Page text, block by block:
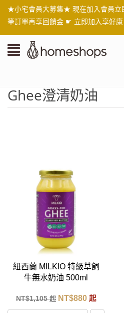
★小宅會員大募集★ 現在加入會員立
筆訂單再享回饋金 ☛ 立即加入享好康
Ghee澄清奶油
紐西蘭 MILKIO 特級草飼
牛無水奶油 500ml
NT$1,105起 NT$880 起